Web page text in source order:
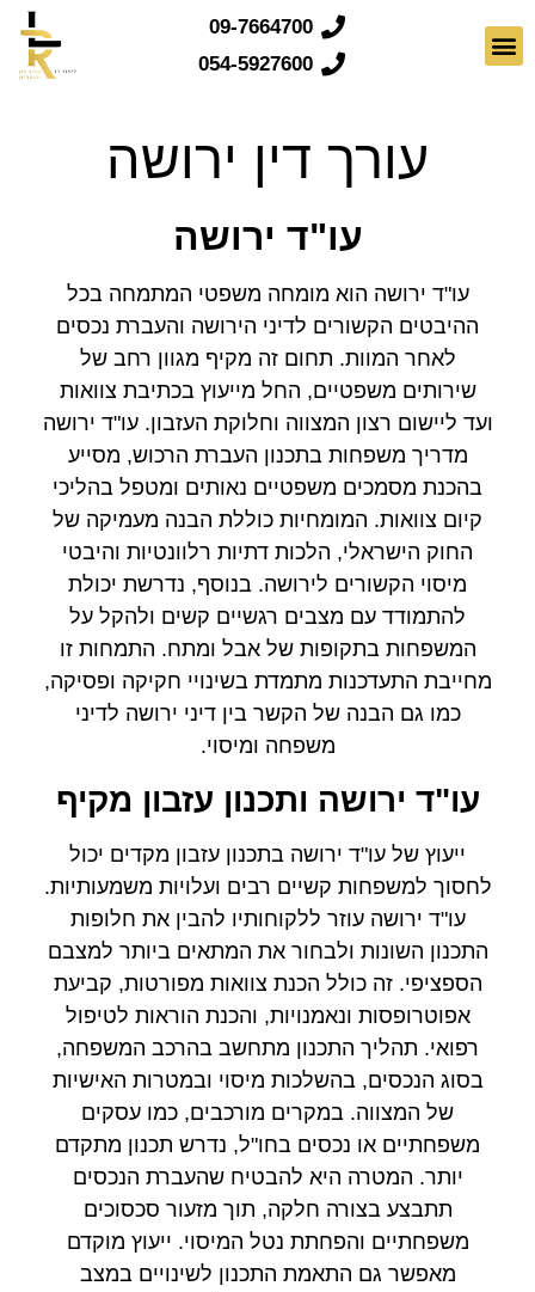
09-7664700
054-5927600
עורך דין ירושה
עו"ד ירושה
עו"ד ירושה הוא מומחה משפטי המתמחה בכל
ההיבטים הקשורים לדיני הירושה והעברת נכסים
לאחר המוות. תחום זה מקיף מגוון רחב של
שירותים משפטיים, החל מייעוץ בכתיבת צוואות
ועד ליישום רצון המצווה וחלוקת העזבון. עו"ד ירושה
מדריך משפחות בתכנון העברת הרכוש, מסייע
בהכנת מסמכים משפטיים נאותים ומטפל בהליכי
קיום צוואות. המומחיות כוללת הבנה מעמיקה של
החוק הישראלי, הלכות דתיות רלוונטיות והיבטי
מיסוי הקשורים לירושה. בנוסף, נדרשת יכולת
להתמודד עם מצבים רגשיים קשים ולהקל על
המשפחות בתקופות של אבל ומתח. התמחות זו
מחייבת התעדכנות מתמדת בשינויי חקיקה ופסיקה,
כמו גם הבנה של הקשר בין דיני ירושה לדיני
משפחה ומיסוי.
עו"ד ירושה ותכנון עזבון מקיף
ייעוץ של עו"ד ירושה בתכנון עזבון מקדים יכול
לחסוך למשפחות קשיים רבים ועלויות משמעותיות.
עו"ד ירושה עוזר ללקוחותיו להבין את חלופות
התכנון השונות ולבחור את המתאים ביותר למצבם
הספציפי. זה כולל הכנת צוואות מפורטות, קביעת
אפוטרופסות ונאמנויות, והכנת הוראות לטיפול
רפואי. תהליך התכנון מתחשב בהרכב המשפחה,
בסוג הנכסים, בהשלכות מיסוי ובמטרות האישיות
של המצווה. במקרים מורכבים, כמו עסקים
משפחתיים או נכסים בחו"ל, נדרש תכנון מתקדם
יותר. המטרה היא להבטיח שהעברת הנכסים
תתבצע בצורה חלקה, תוך מזעור סכסוכים
משפחתיים והפחתת נטל המיסוי. ייעוץ מוקדם
מאפשר גם התאמת התכנון לשינויים במצב